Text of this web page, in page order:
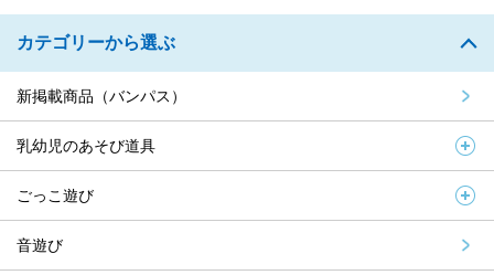
カテゴリーから選ぶ
新掲載商品（バンパス）
乳幼児のあそび道具
ごっこ遊び
音遊び